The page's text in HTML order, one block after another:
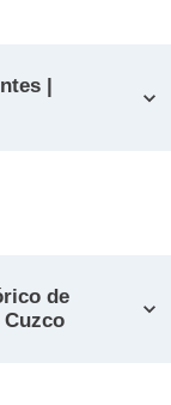
|
de